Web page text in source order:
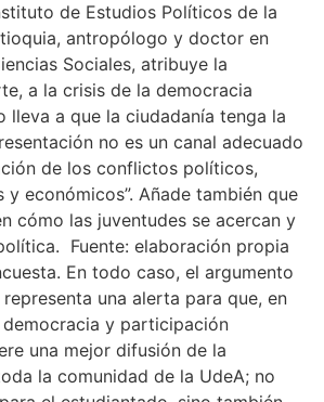
de Estudios Políticos de la
antropólogo y doctor en
Sociales, atribuye la
a la crisis de la democracia
lleva a que la ciudadanía tenga la
no es un canal adecuado
de los conflictos políticos,
y económicos”. Añade también que
cómo las juventudes se acercan y
Fuente: elaboración propia
En todo caso, el argumento
una alerta para que, en
y participación
una mejor difusión de la
la comunidad de la UdeA; no